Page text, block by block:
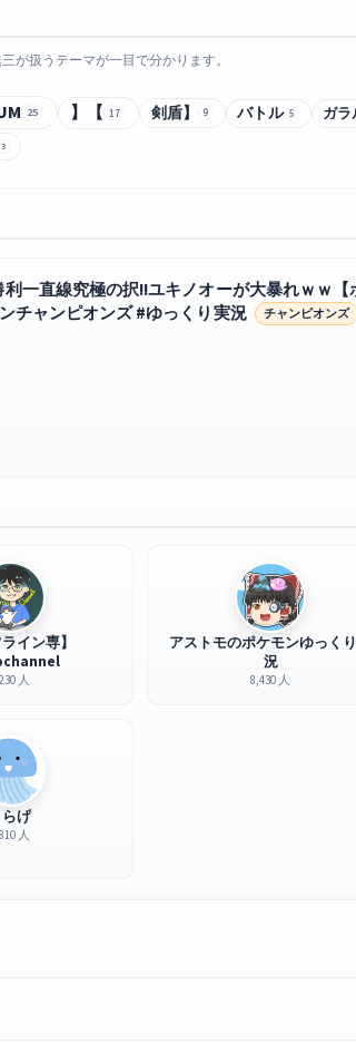
が扱うテーマが一目で分かります。
25 】【 17 剣盾】 9 バトル 5 ガラ
3
利一直線究極の択!!ユキノオーが大暴れｗｗ
チャンピオンズ #ゆっくり実況
チャンピオンズ
イン専】
人
アストモのポケモンゆっく
況
8,430 人
らげ
人